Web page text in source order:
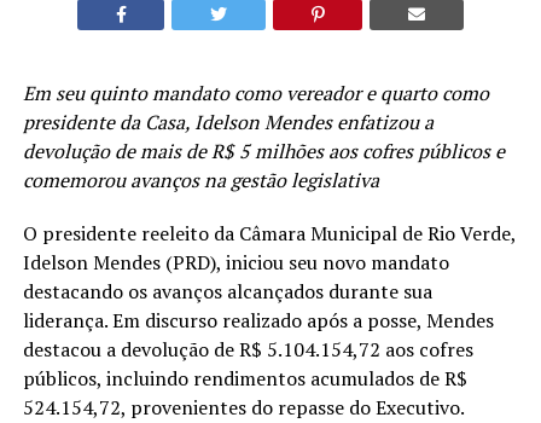
Em seu quinto mandato como vereador e quarto como
presidente da Casa, Idelson Mendes enfatizou a
devolução de mais de R$ 5 milhões aos cofres públicos e
comemorou avanços na gestão legislativa
O presidente reeleito da Câmara Municipal de Rio Verde,
Idelson Mendes (PRD), iniciou seu novo mandato
destacando os avanços alcançados durante sua
liderança. Em discurso realizado após a posse, Mendes
destacou a devolução de R$ 5.104.154,72 aos cofres
públicos, incluindo rendimentos acumulados de R$
524.154,72, provenientes do repasse do Executivo.